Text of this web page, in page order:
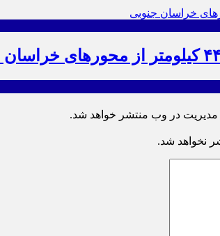
مدیریت در وب منتشر خواهد شد.
نخواهد شد.